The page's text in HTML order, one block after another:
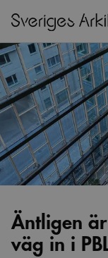
Äntligen
väg in i